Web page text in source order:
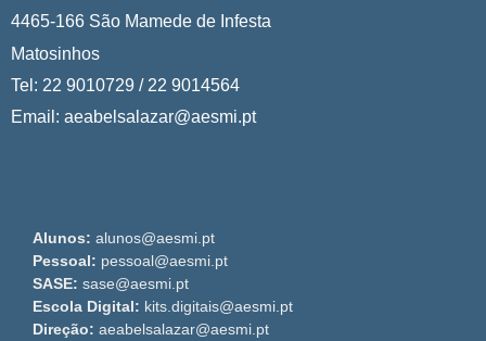
4465-166 São Mamede de Infesta
Matosinhos
Tel: 22 9010729 / 22 9014564
Email: aeabelsalazar@aesmi.pt
Alunos: alunos@aesmi.pt
Pessoal: pessoal@aesmi.pt
SASE: sase@aesmi.pt
Escola Digital: kits.digitais@aesmi.pt
Direção: aeabelsalazar@aesmi.pt